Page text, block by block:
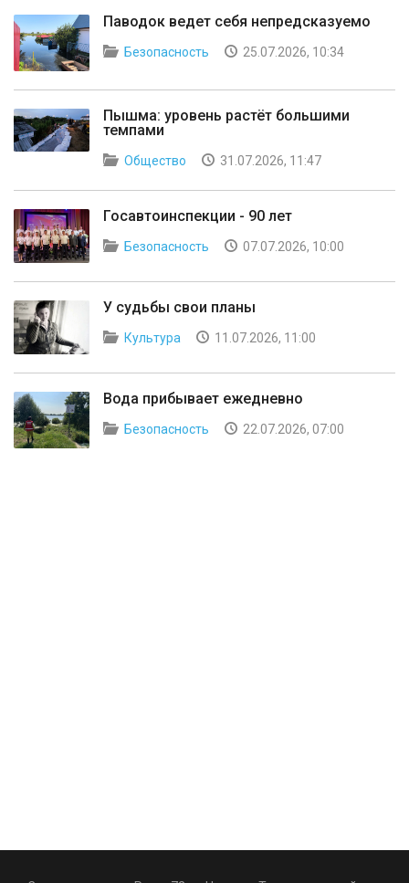
Паводок ведет себя непредсказуемо
Безопасность 25.07.2026, 10:34
Пышма: уровень растёт большими
темпами
Общество 31.07.2026, 11:47
Госавтоинспекции - 90 лет
Безопасность 07.07.2026, 10:00
У судьбы свои планы
Культура 11.07.2026, 11:00
Вода прибывает ежедневно
Безопасность 22.07.2026, 07:00